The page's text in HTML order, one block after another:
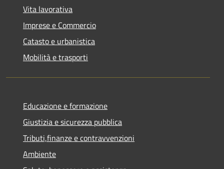
Vita lavorativa
Imprese e Commercio
Catasto e urbanistica
Mobilità e trasporti
Educazione e formazione
Giustizia e sicurezza pubblica
Tributi,finanze e contravvenzioni
Ambiente